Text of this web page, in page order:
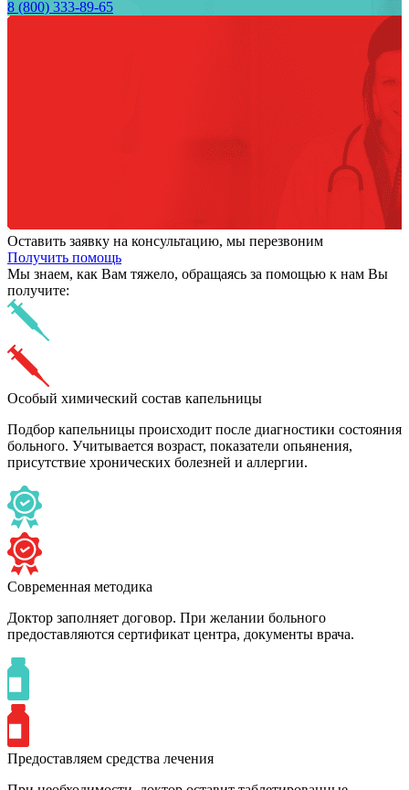
8 (800) 333-89-65
Оставить заявку на консультацию, мы перезвоним
Получить помощь
Мы знаем, как Вам тяжело, обращаясь за помощью к нам Вы
получите:
Особый химический состав капельницы
Подбор капельницы происходит после диагностики состояния
больного. Учитывается возраст, показатели опьянения,
присутствие хронических болезней и аллергии.
Современная методика
Доктор заполняет договор. При желании больного
предоставляются сертификат центра, документы врача.
Предоставляем средства лечения